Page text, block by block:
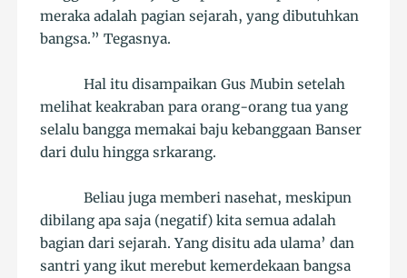
meraka adalah pagian sejarah, yang dibutuhkan
bangsa.” Tegasnya.
Hal itu disampaikan Gus Mubin setelah
melihat keakraban para orang-orang tua yang
selalu bangga memakai baju kebanggaan Banser
dari dulu hingga srkarang.
Beliau juga memberi nasehat, meskipun
dibilang apa saja (negatif) kita semua adalah
bagian dari sejarah. Yang disitu ada ulama’ dan
santri yang ikut merebut kemerdekaan bangsa